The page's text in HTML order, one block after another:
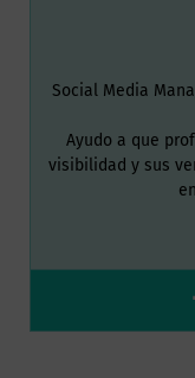
Social Media
Ayudo a que
visibilidad y sus